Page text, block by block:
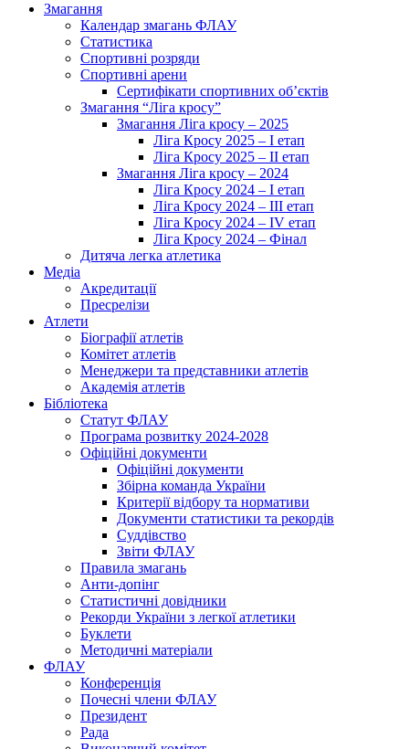
Змагання
Календар змагань ФЛАУ
Статистика
Спортивні розряди
Спортивні арени
Сертифікати спортивних об’єктів
Змагання “Ліга кросу”
Змагання Ліга кросу – 2025
Ліга Кросу 2025 – I етап
Ліга Кросу 2025 – II етап
Змагання Ліга кросу – 2024
Ліга Кросу 2024 – I етап
Ліга Кросу 2024 – III етап
Ліга Кросу 2024 – IV етап
Ліга Кросу 2024 – Фінал
Дитяча легка атлетика
Медіа
Акредитації
Пресрелізи
Атлети
Біографії атлетів
Комітет атлетів
Менеджери та представники атлетів
Академія атлетів
Бібліотека
Статут ФЛАУ
Програма розвитку 2024-2028
Офіційні документи
Офіційні документи
Збірна команда України
Критерії відбору та нормативи
Документи статистики та рекордів
Суддівство
Звіти ФЛАУ
Правила змагань
Анти-допінг
Статистичні довідники
Рекорди України з легкої атлетики
Буклети
Методичні матеріали
ФЛАУ
Конференція
Почесні члени ФЛАУ
Президент
Рада